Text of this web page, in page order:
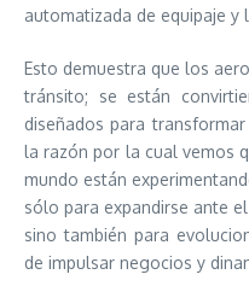
automatizada de equipaje y
Esto demuestra que los
tránsito; se están
diseñados para
la razón por la cual vemos
mundo están
sólo para expandirse ante
sino también para
de impulsar negocios y